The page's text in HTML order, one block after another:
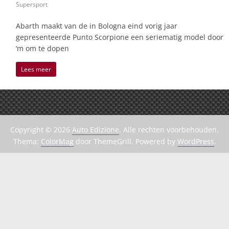
Supersport
Abarth maakt van de in Bologna eind vorig jaar
gepresenteerde Punto Scorpione een seriematig model door
‘m om te dopen
Lees meer
Copyright © 2026 Auto Edizione. Alle rechten voorbehouden.
Thema: ColorMag door ThemeGrill. Powered by WordPress.